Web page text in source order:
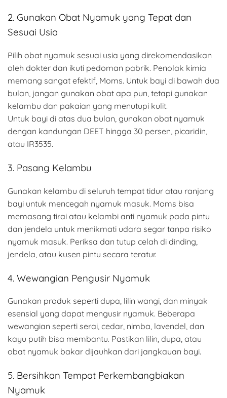
2. Gunakan Obat Nyamuk yang Tepat dan
Sesuai Usia
Pilih obat nyamuk sesuai usia yang direkomendasikan
oleh dokter dan ikuti pedoman pabrik. Penolak kimia
memang sangat efektif, Moms. Untuk bayi di bawah dua
bulan, jangan gunakan obat apa pun, tetapi gunakan
kelambu dan pakaian yang menutupi kulit.
Untuk bayi di atas dua bulan, gunakan obat nyamuk
dengan kandungan DEET hingga 30 persen, picaridin,
atau IR3535.
3. Pasang Kelambu
Gunakan kelambu di seluruh tempat tidur atau ranjang
bayi untuk mencegah nyamuk masuk. Moms bisa
memasang tirai atau kelambi anti nyamuk pada pintu
dan jendela untuk menikmati udara segar tanpa risiko
nyamuk masuk. Periksa dan tutup celah di dinding,
jendela, atau kusen pintu secara teratur.
4. Wewangian Pengusir Nyamuk
Gunakan produk seperti dupa, lilin wangi, dan minyak
esensial yang dapat mengusir nyamuk. Beberapa
wewangian seperti serai, cedar, nimba, lavendel, dan
kayu putih bisa membantu. Pastikan lilin, dupa, atau
obat nyamuk bakar dijauhkan dari jangkauan bayi.
5. Bersihkan Tempat Perkembangbiakan
Nyamuk